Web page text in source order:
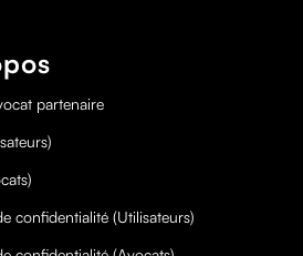
partenaire
confidentialité (Utilisateurs)